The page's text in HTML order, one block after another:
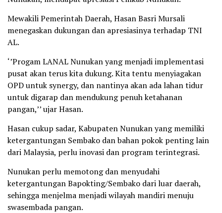
Mewakili Pemerintah Daerah, Hasan Basri Mursali
menegaskan dukungan dan apresiasinya terhadap TNI
AL.
‘’Progam LANAL Nunukan yang menjadi implementasi
pusat akan terus kita dukung. Kita tentu menyiagakan
OPD untuk synergy, dan nantinya akan ada lahan tidur
untuk digarap dan mendukung penuh ketahanan
pangan,’’ ujar Hasan.
Hasan cukup sadar, Kabupaten Nunukan yang memiliki
ketergantungan Sembako dan bahan pokok penting lain
dari Malaysia, perlu inovasi dan program terintegrasi.
Nunukan perlu memotong dan menyudahi
ketergantungan Bapokting/Sembako dari luar daerah,
sehingga menjelma menjadi wilayah mandiri menuju
swasembada pangan.